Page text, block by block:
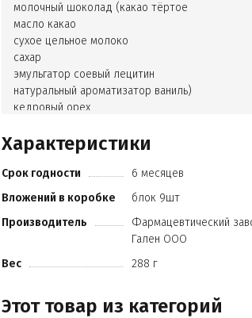
молочный шоколад (какао тёртое
масло какао
сухое цельное молоко
сахар
эмульгатор соевый лецитин
натуральный ароматизатор ваниль)
кедровый орех
мёд алтайский натуральный.
Характеристики
Срок годности
6 месяцев
Вложений в коробке
блок 9шт
Производитель
Фармацевтический
Гален ООО
Вес
288 г
Этот товар из категорий